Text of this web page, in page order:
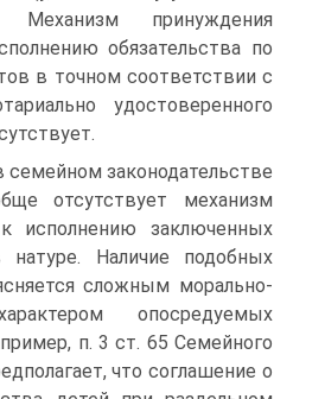
Механизм принуждения
обязательства по
в точном соответствии с
удостоверенного
семейном законодательстве
отсутствует механизм
исполнению заключенных
натуре. Наличие подобных
сложным морально-
опосредуемых
п. 3 ст. 65 Семейного
что соглашение о